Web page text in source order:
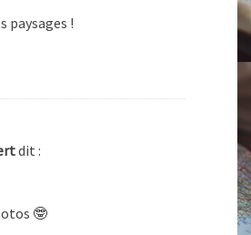
paysages !
dit :
🤓